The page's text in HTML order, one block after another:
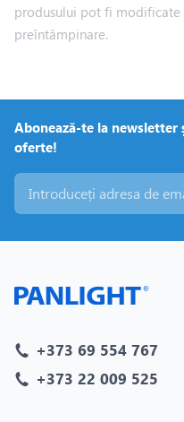
produsului pot fi
preîntâmpinare.
Abonează-te la newsletter
oferte!
+373 69 554 767
+373 22 009 525